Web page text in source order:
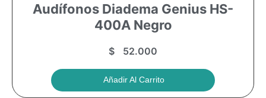
Audífonos Diadema Genius HS-
400A Negro
$ 52.000
Añadir Al Carrito